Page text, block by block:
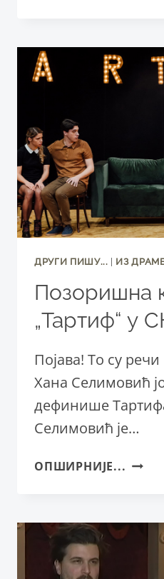
ДРУГИ ПИШУ... ИЗ
Позоришна
„Тартиф“ у
Појава! То су
Хана Селимовић
дефинише
Селимовић је…
ОПШИРНИЈЕ...